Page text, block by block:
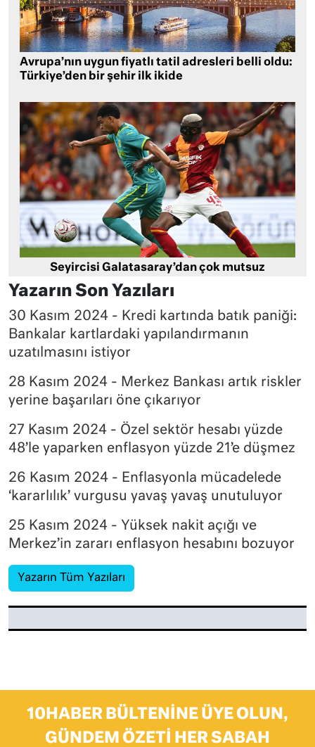
Avrupa’nın uygun fiyatlı tatil adresleri belli oldu:
Türkiye’den bir şehir ilk ikide
Seyircisi Galatasaray’dan çok mutsuz
Yazarın Son Yazıları
30 Kasım 2024 - Kredi kartında batık paniği:
Bankalar kartlardaki yapılandırmanın
uzatılmasını istiyor
28 Kasım 2024 - Merkez Bankası artık riskler
yerine başarıları öne çıkarıyor
27 Kasım 2024 - Özel sektör hesabı yüzde
48’le yaparken enflasyon yüzde 21’e düşmez
26 Kasım 2024 - Enflasyonla mücadelede
‘kararlılık’ vurgusu yavaş yavaş unutuluyor
25 Kasım 2024 - Yüksek nakit açığı ve
Merkez’in zararı enflasyon hesabını bozuyor
Yazarın Tüm Yazıları
10HABER BÜLTENINE ÜYE OLUN,
GÜNDEM ÖZETI HER SABAH